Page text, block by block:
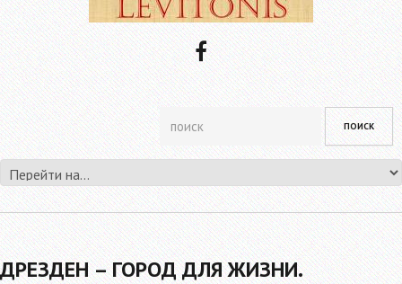
ДРЕЗДЕН – ГОРОД ДЛЯ ЖИЗНИ.